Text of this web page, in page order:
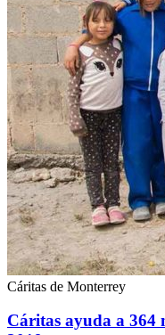
Cáritas de Monterrey
Cáritas ayuda a 364